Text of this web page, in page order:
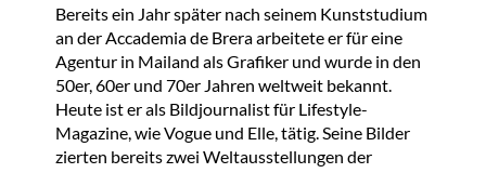
Bereits ein Jahr später nach seinem Kunststudium
an der Accademia de Brera arbeitete er für eine
Agentur in Mailand als Grafiker und wurde in den
50er, 60er und 70er Jahren weltweit bekannt.
Heute ist er als Bildjournalist für Lifestyle-
Magazine, wie Vogue und Elle, tätig. Seine Bilder
zierten bereits zwei Weltausstellungen der